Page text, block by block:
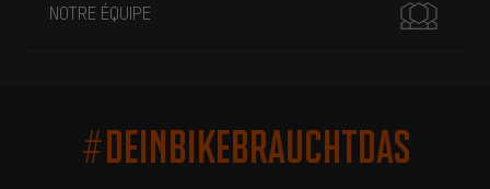
NOTRE ÉQUIPE
#DEINBIKEBRAUCHTDAS